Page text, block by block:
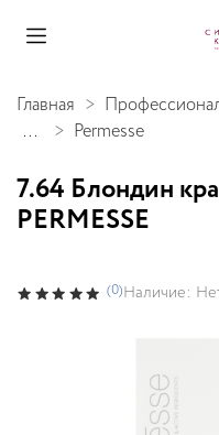
Главная
...
Permesse
7.64 Блондин
PERMESSE
(0)Наличие: